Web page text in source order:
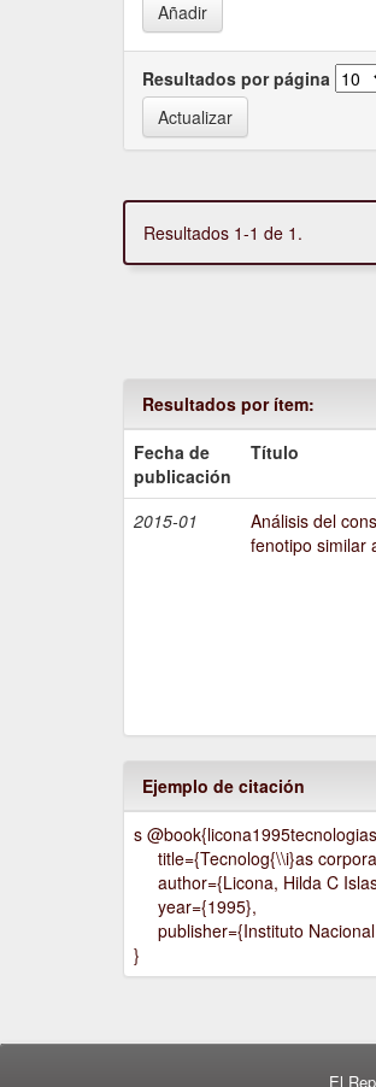
Resultados por página
Resultados 1-1 de 1.
Resultados por ítem:
Fecha de
publicación
Título
2015-01
Análisis del
fenotipo similar
Ejemplo de citación
s
title={Tecnolog{\\i}as
author={Licona, Hilda C
year={1995},
publisher={Instituto
}
El